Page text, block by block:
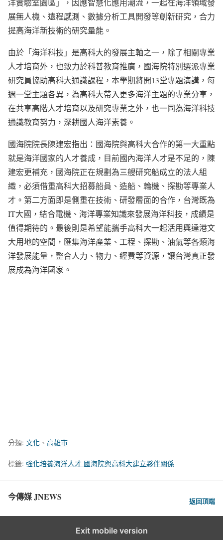
展無人機、遠程感測、數據分析工具開發等創新研究，合力
提高海洋新技術的研究量能。
由於「海洋科技」是高科大的發展主軸之一，除了相關專業
人才培育外，也致力於科普教育推廣，國海院特別選派專業
研究員協助高科大通識課程，本學期將開13堂專題演講，每
週一堂主題各異，為高科大帶入更多海洋主題的專業分享，
在共享高階人才培育以及研究專業之外，也一同為海洋科技
通識教育努力，深耕國人海洋素養。
國海院院長陳建宏指出：國海院與高科大合作的第一大重點
就是海洋國家的人才養成，目前國內海洋人才是不足的，陳
建宏更補充，國海院正在規劃為三艘研究船成立的法人組
織，必須借重高科大招募船員、造船、輪機、探勘等專業人
才。第二方面即是側重在技術、研發層面的合作，台灣既為
IT大國，結合電機、海洋專業知識來發展海洋科技，成績是
值得期待的。最後則是希望能攜手高科大一起活用興達港文
大用地的空間，匯集海洋產業、工程、探勘、油氣等各類海
洋發展能量，整合人力、物力、經費等資源，讓台灣真正發
展成為海洋國家。
分類: 文化 、 高雄市
標籤: 強化培養海洋人才 國海院與高科大建立夥伴關係
今傳媒 JNEWS 返回頂端
Exit mobile version